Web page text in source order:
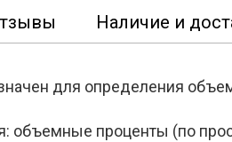
Наличие и
для определения
объемные проценты (по